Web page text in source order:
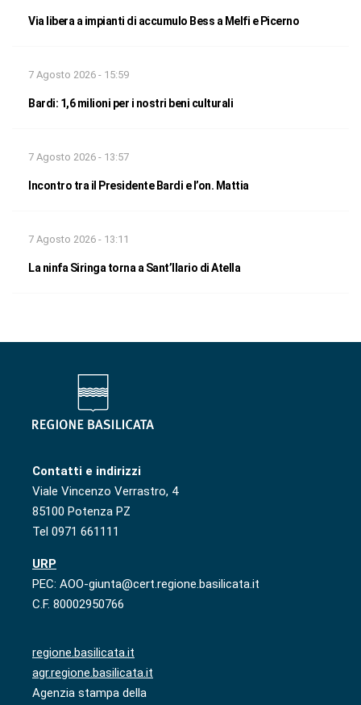
Via libera a impianti di accumulo Bess a Melfi e Picerno
7 Agosto 2026 - 15:59
Bardi: 1,6 milioni per i nostri beni culturali
7 Agosto 2026 - 13:57
Incontro tra il Presidente Bardi e l’on. Mattia
7 Agosto 2026 - 13:11
La ninfa Siringa torna a Sant’Ilario di Atella
Contatti e indirizzi
Viale Vincenzo Verrastro, 4
85100 Potenza PZ
Tel 0971 661111
URP
PEC: AOO-giunta@cert.regione.basilicata.it
C.F. 80002950766
regione.basilicata.it
agr.regione.basilicata.it
Agenzia stampa della